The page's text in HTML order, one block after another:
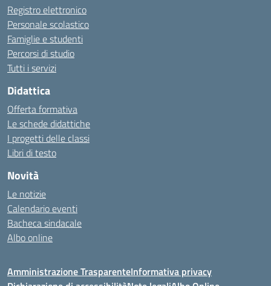
Registro elettronico
Personale scolastico
Famiglie e studenti
Percorsi di studio
Tutti i servizi
Didattica
Offerta formativa
Le schede didattiche
I progetti delle classi
Libri di testo
Novità
Le notizie
Calendario eventi
Bacheca sindacale
Albo online
Amministrazione TrasparenteInformativa privacy